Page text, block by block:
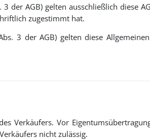
der AGB) gelten ausschließlich diese
zugestimmt hat.
3 der AGB) gelten diese
Verkäufers. Vor
nicht zulässig.